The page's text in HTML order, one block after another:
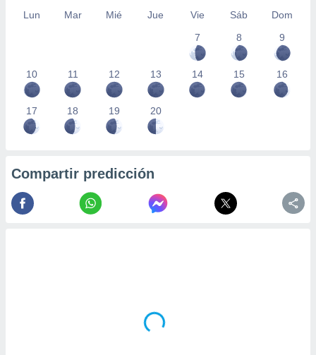
Lun Mar Mié Jue Vie Sáb
Dom
7
8 9
10 11 12 13 14 15 16
17 18 19 20
Compartir predicción